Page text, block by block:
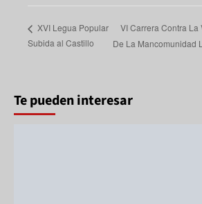
XVI Legua Popular
Subida al Castillo
VI Carrera Contra
De La Mancomunidad
Te pueden interesar